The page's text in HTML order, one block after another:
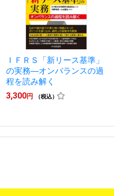
ＩＦＲＳ「新リース基準」
の実務―オンバランスの過
程を読み解く
3,300円 （税込）